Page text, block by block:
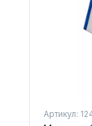
Артикул: